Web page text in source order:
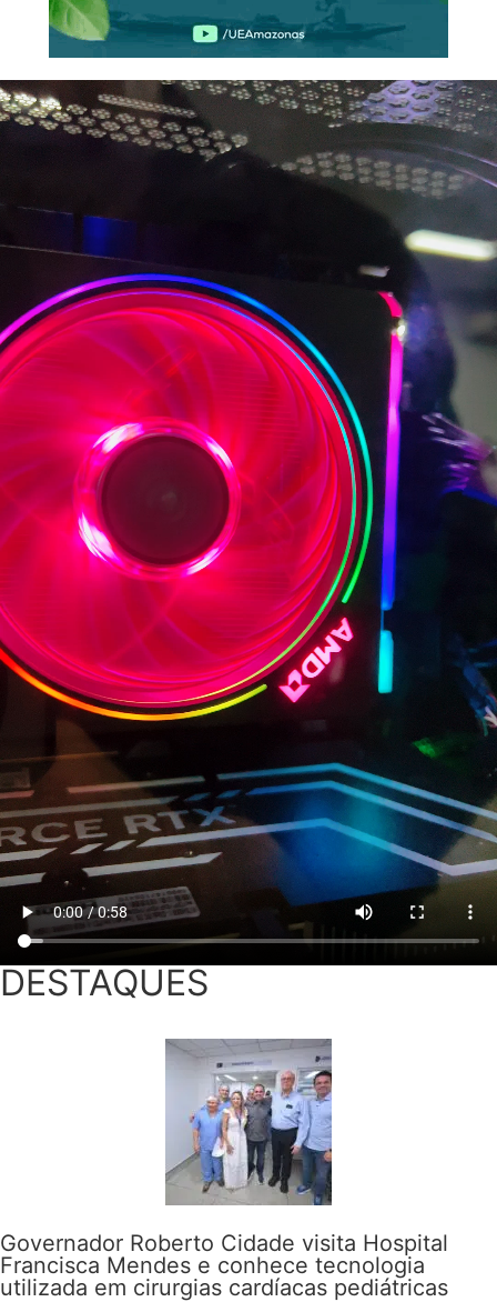
DESTAQUES
Governador Roberto Cidade visita Hospital
Francisca Mendes e conhece tecnologia
utilizada em cirurgias cardíacas pediátricas